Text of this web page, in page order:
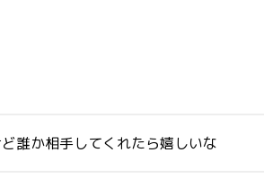
誰か相手してくれたら嬉しいな